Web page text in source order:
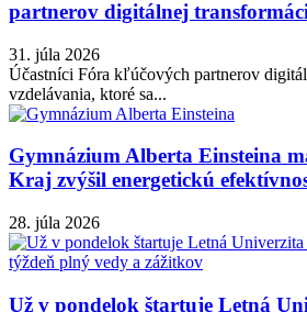
partnerov digitálnej
31. júla 2026
Účastníci Fóra kľúčových partnerov
vzdelávania, ktoré sa...
Gymnázium Alberta Einsteina
Kraj zvýšil energetickú
28. júla 2026
Už v pondelok štartuje Letná